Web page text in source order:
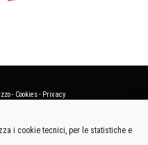
i cookie tecnici, per le statistiche e
- Cookies- Privacy
02137480964 - R.E.A. MB-1370021 -